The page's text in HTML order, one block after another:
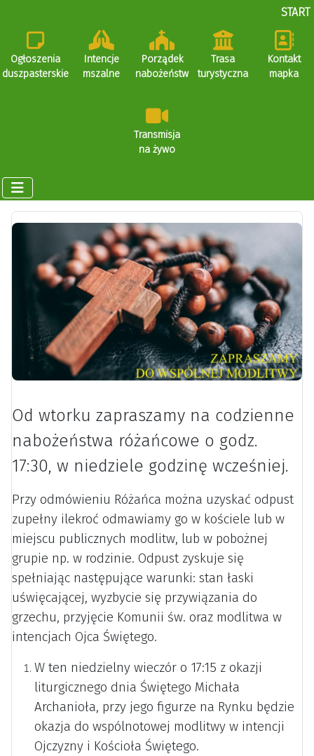
Ogłoszenia
duszpasterskie
Intencje
mszalne
Porządek
nabożeństw
Trasa
turystyczna
Kontakt
mapka
Transmisja
na żywo
START
Od wtorku zapraszamy na codzienne
nabożeństwa różańcowe o godz.
17:30, w niedziele godzinę wcześniej.
Przy odmówieniu Różańca można uzyskać odpust
zupełny ilekroć odmawiamy go w kościele lub w
miejscu publicznych modlitw, lub w pobożnej
grupie np. w rodzinie. Odpust zyskuje się
spełniając następujące warunki: stan łaski
uświęcającej, wyzbycie się przywiązania do
grzechu, przyjęcie Komunii św. oraz modlitwa w
intencjach Ojca Świętego.
W ten niedzielny wieczór o 17:15 z okazji
liturgicznego dnia Świętego Michała
Archanioła, przy jego figurze na Rynku będzie
okazja do wspólnotowej modlitwy w intencji
Ojczyzny i Kościoła Świętego.